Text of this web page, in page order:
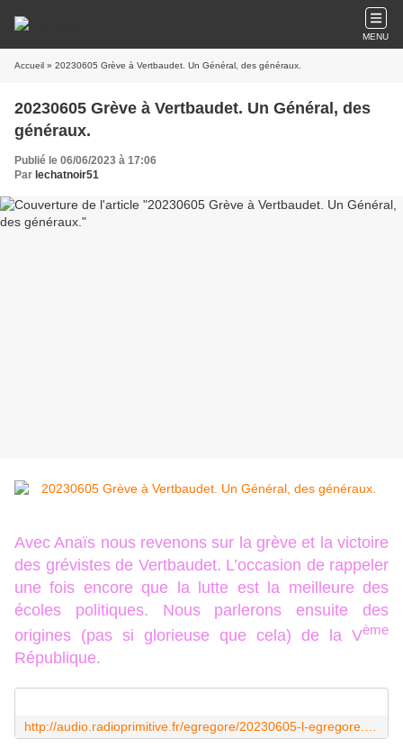
MENU
Accueil » 20230605 Grève à Vertbaudet. Un Général, des généraux.
20230605 Grève à Vertbaudet. Un Général, des
généraux.
Publié le 06/06/2023 à 17:06
Par lechatnoir51
Avec Anaïs nous revenons sur la grève et la victoire
des grévistes de Vertbaudet. L’occasion de rappeler
une fois encore que la lutte est la meilleure des
écoles politiques. Nous parlerons ensuite des
origines (pas si glorieuse que cela) de la Vème
République.